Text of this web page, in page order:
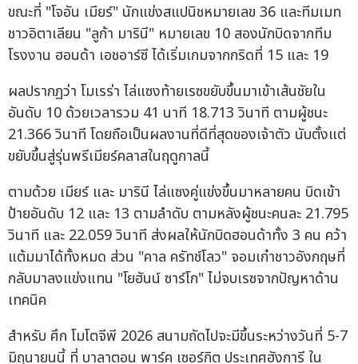
ขณะที่ "โจอัน เมียร์" นักแข่งสแปนิชหมายเลข 36 และทีมเมท
ชาวอิตาเลียน "ลูก้า มารินี" หมายเลข 10 สองนักบิดจากทีม
โรงงาน ฮอนด้า เอชอาร์ซี ได้เริ่มเกมจากกริดที่ 15 และ 19
ผลปรากฏว่า โมเรร่า ไล่แซงท้ายเรซขยับขึ้นมาเข้าเส้นชัยใน
อันดับ 10 ด้วยเวลารวม 41 นาที 18.713 วินาที ตามผู้ชนะ
21.366 วินาที โดยถือเป็นผลงานที่ดีที่สุดของเจ้าตัว นับตั้งแต่
ขยับขึ้นสู่รุ่นพรีเมียร์คลาสในฤดูกาลนี้
ตามด้วย เมียร์ และ มารินี ไล่แซงคู่แข่งขึ้นมาหลายคน บิดเข้า
ป้ายอันดับ 12 และ 13 ตามลำดับ ตามหลังผู้ชนะคนละ 21.795
วินาที และ 22.059 วินาที ส่งผลให้นักบิดฮอนด้าทั้ง 3 คน คว้า
แต้มมาได้ทั้งหมด ส่วน "คาล ครัทช์โลว" จอมเก๋าชาวอังกฤษที่
กลับมาลงแข่งแทน "โยฮันน์ ซาร์โก" ไม่จบเรซจากปัญหาด้าน
เทคนิค
สำหรับ ศึก โมโตจีพี 2026 สนามถัดไปจะมีขึ้นระหว่างวันที่ 5-7
มิถุนายนนี้ ที่ บาลาตอน พาร์ค เซอร์กิต ประเทศฮังการี ใน